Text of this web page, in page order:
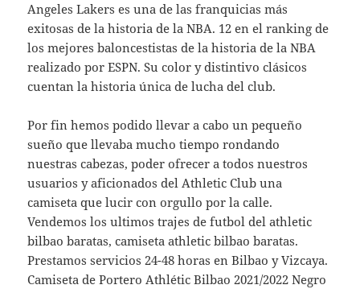
Angeles Lakers es una de las franquicias más
exitosas de la historia de la NBA. 12 en el ranking de
los mejores baloncestistas de la historia de la NBA
realizado por ESPN. Su color y distintivo clásicos
cuentan la historia única de lucha del club.
Por fin hemos podido llevar a cabo un pequeño
sueño que llevaba mucho tiempo rondando
nuestras cabezas, poder ofrecer a todos nuestros
usuarios y aficionados del Athletic Club una
camiseta que lucir con orgullo por la calle.
Vendemos los ultimos trajes de futbol del athletic
bilbao baratas, camiseta athletic bilbao baratas.
Prestamos servicios 24-48 horas en Bilbao y Vizcaya.
Camiseta de Portero Athlétic Bilbao 2021/2022 Negro